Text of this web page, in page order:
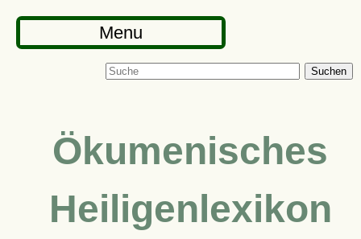
Menu
Suchen
Ökumenisches
Heiligenlexikon